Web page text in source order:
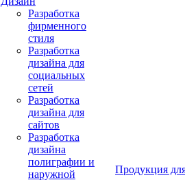
Разработка
фирменного
стиля
Разработка
дизайна для
социальных
сетей
Разработка
дизайна для
сайтов
Разработка
дизайна
полиграфии и
наружной
Продукция